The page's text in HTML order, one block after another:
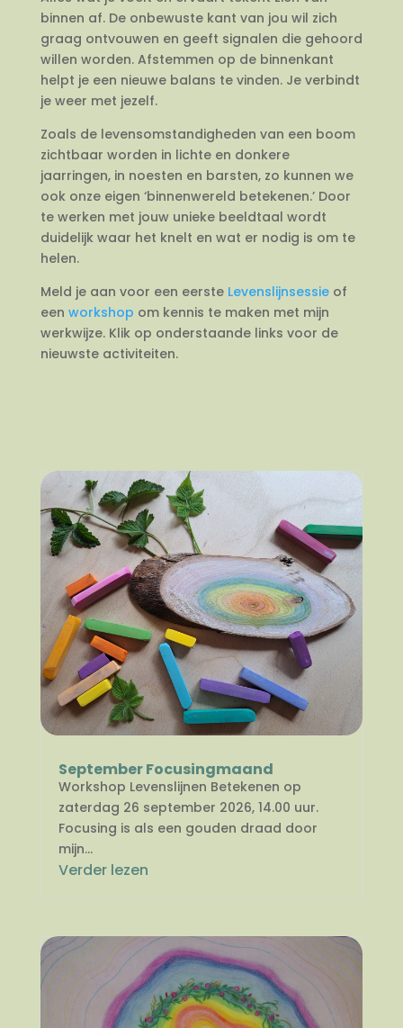
binnen af. De onbewuste kant van jou wil zich
graag ontvouwen en geeft signalen die gehoord
willen worden. Afstemmen op de binnenkant
helpt je een nieuwe balans te vinden. Je verbindt
je weer met jezelf.
Zoals de levensomstandigheden van een boom
zichtbaar worden in lichte en donkere
jaarringen, in noesten en barsten, zo kunnen we
ook onze eigen ‘binnenwereld betekenen.’ Door
te werken met jouw unieke beeldtaal wordt
duidelijk waar het knelt en wat er nodig is om te
helen.
Meld je aan voor een eerste Levenslijnsessieof
een workshop om kennis te maken met mijn
werkwijze. Klik op onderstaande links voor de
nieuwste activiteiten.
September Focusingmaand
Workshop Levenslijnen Betekenen op
zaterdag 26 september 2026, 14.00 uur.
Focusing is als een gouden draad door
mijn...
Verder lezen